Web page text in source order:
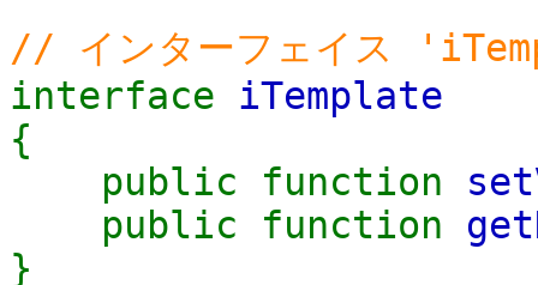
// インターフェイス
interface iTemplate
{
public function
public function
}